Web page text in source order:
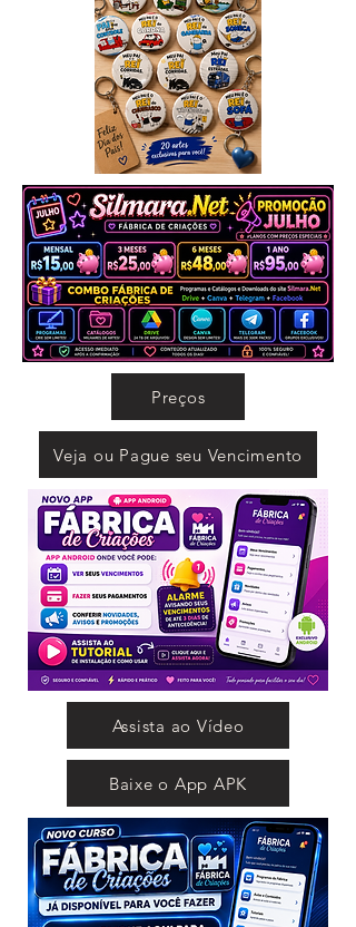
Preços
Veja ou Pague seu Vencimento
Assista ao Vídeo
Baixe o App APK